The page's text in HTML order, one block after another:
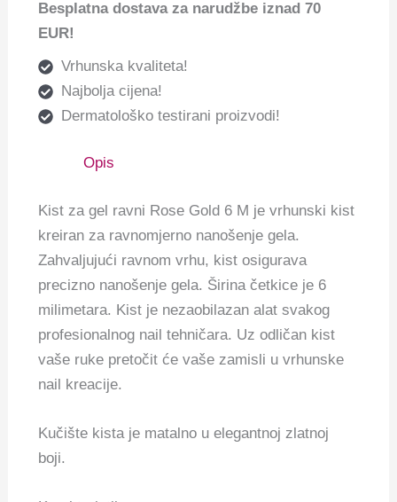
Besplatna dostava za narudžbe iznad 70
EUR!
Vrhunska kvaliteta!
Najbolja cijena!
Dermatološko testirani proizvodi!
Opis
Kist za gel ravni Rose Gold 6 M je vrhunski kist
kreiran za ravnomjerno nanošenje gela.
Zahvaljujući ravnom vrhu, kist osigurava
precizno nanošenje gela. Širina četkice je 6
milimetara. Kist je nezaobilazan alat svakog
profesionalnog nail tehničara. Uz odličan kist
vaše ruke pretočit će vaše zamisli u vrhunske
nail kreacije.
Kučište kista je matalno u elegantnoj zlatnoj
boji.